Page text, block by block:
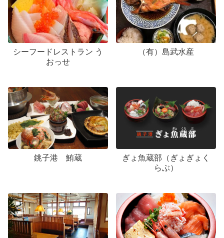
シーフードレストラン う
おっせ
（有）島武水産
銚子港 鮪蔵
ぎょ魚蔵部（ぎょぎょく
らぶ）